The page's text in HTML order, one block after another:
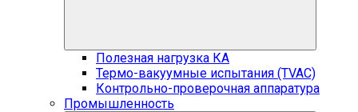
Полезная нагрузка КА
Термо-вакуумные испытания (TVAC)
Контрольно-проверочная аппаратура
Промышленность